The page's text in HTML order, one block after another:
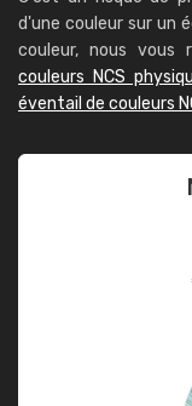
d'une couleur sur un
couleur, nous vous
couleurs NCS
éventail de couleurs